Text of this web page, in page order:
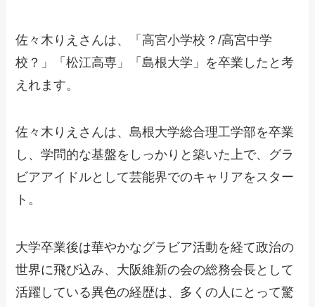
佐々木りえさんは、「高宮小学校？/高宮中学
校？」「松江高専」「島根大学」を卒業したと考
えれます。
佐々木りえさんは、島根大学総合理工学部を卒業
し、学問的な基盤をしっかりと築いた上で、グラ
ビアアイドルとして芸能界でのキャリアをスター
ト。
大学卒業後は華やかなグラビア活動を経て政治の
世界に飛び込み、大阪維新の会の総務会長として
活躍している異色の経歴は、多くの人にとって驚